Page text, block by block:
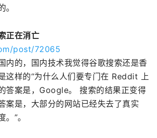
正在消亡
post/72065
内的，国内技术我觉得谷歌搜索还是香
这样的“为什么人们要专门在 Reddit 上
答案是，Google。 搜索的结果正变得
案是，大部分的网站已经失去了真实
”。